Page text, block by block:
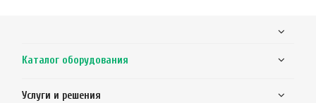
Каталог оборудования
Услуги и решения